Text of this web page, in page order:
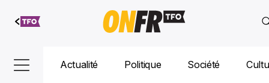
Aller au
contenu
Actualité Politique Société